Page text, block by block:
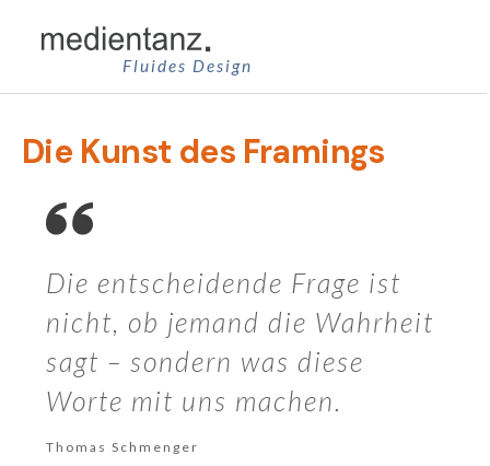
Inhalt
springen
Fluides Design
Die Kunst des Framings
Die entscheidende Frage ist
nicht, ob jemand die Wahrheit
sagt – sondern was diese
Worte mit uns machen.
Thomas Schmenger